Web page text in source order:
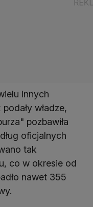
innych
władze,
pozbawiła
oficjalnych
tak
co w okresie od
nawet 355